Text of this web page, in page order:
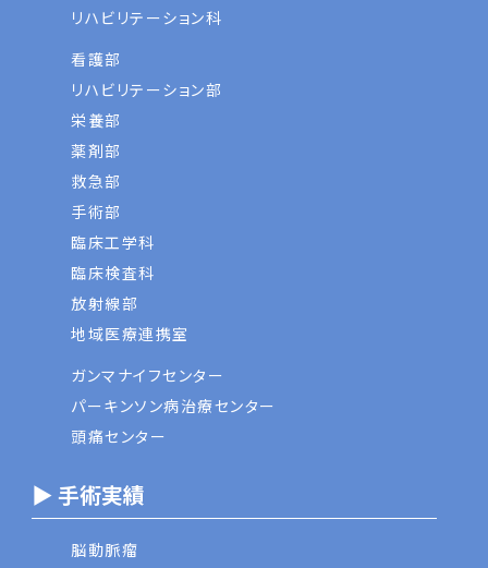
リハビリテーション科
看護部
リハビリテーション部
栄養部
薬剤部
救急部
手術部
臨床工学科
臨床検査科
放射線部
地域医療連携室
ガンマナイフセンター
パーキンソン病治療センター
頭痛センター
▶ 手術実績
脳動脈瘤